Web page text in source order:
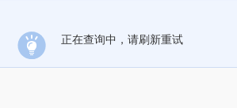
正在查询中，请刷新重试